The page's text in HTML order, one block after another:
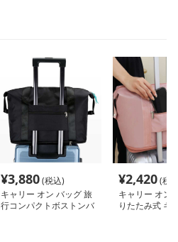
¥3,880(税込)
キャリー オン バッグ 旅
行コンパクトボストンバ
¥2,420(税
キャリー オン
りたたみ式 キ